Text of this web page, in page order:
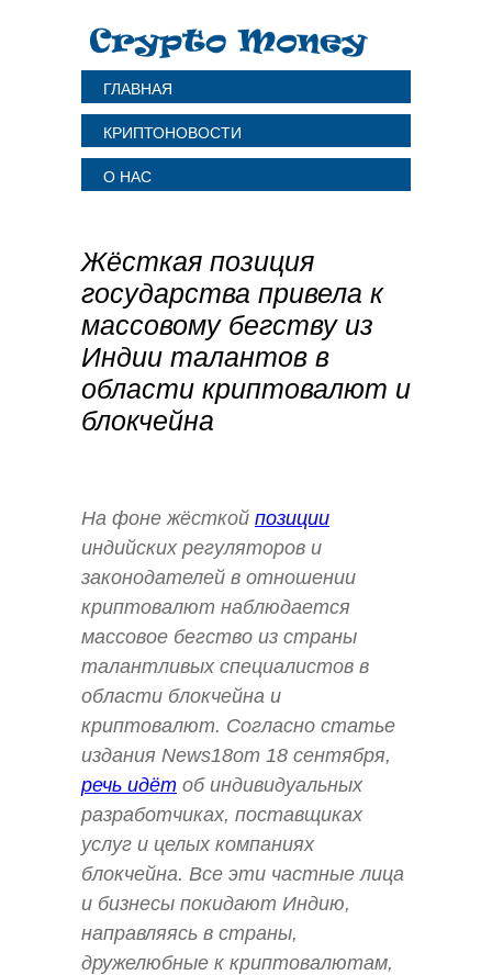
ГЛАВНАЯ
КРИПТОНОВОСТИ
О НАС
Жёсткая позиция
государства привела к
массовому бегству из
Индии талантов в
области криптовалют и
блокчейна
На фоне жёсткой позиции
индийских регуляторов и
законодателей в отношении
криптовалют наблюдается
массовое бегство из страны
талантливых специалистов в
области блокчейна и
криптовалют. Согласно статье
издания News18от 18 сентября,
речь идёт об индивидуальных
разработчиках, поставщиках
услуг и целых компаниях
блокчейна. Все эти частные лица
и бизнесы покидают Индию,
направляясь в страны,
дружелюбные к криптовалютам,